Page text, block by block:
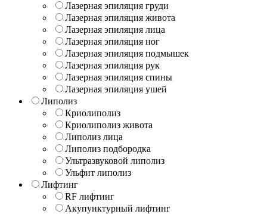
Лазерная эпиляция груди
Лазерная эпиляция живота
Лазерная эпиляция лица
Лазерная эпиляция ног
Лазерная эпиляция подмышек
Лазерная эпиляция рук
Лазерная эпиляция спины
Лазерная эпиляция ушей
Липолиз
Криолиполиз
Криолиполиз живота
Липолиз лица
Липолиз подбородка
Ультразвуковой липолиз
Ульфит липолиз
Лифтинг
RF лифтинг
Акупунктурный лифтинг